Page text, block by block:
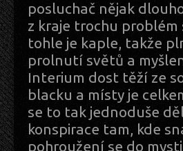
posluchač nějak
z kraje trochu problém
tohle je kaple, takže
prolnutí světů a
Interium dost těží ze
blacku a místy je
se to tak jednoduše
konspirace tam, kde
pohroužení se do